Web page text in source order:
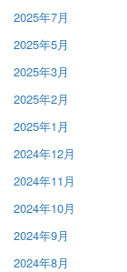
2025年7月
2025年5月
2025年3月
2025年2月
2025年1月
2024年12月
2024年11月
2024年10月
2024年9月
2024年8月